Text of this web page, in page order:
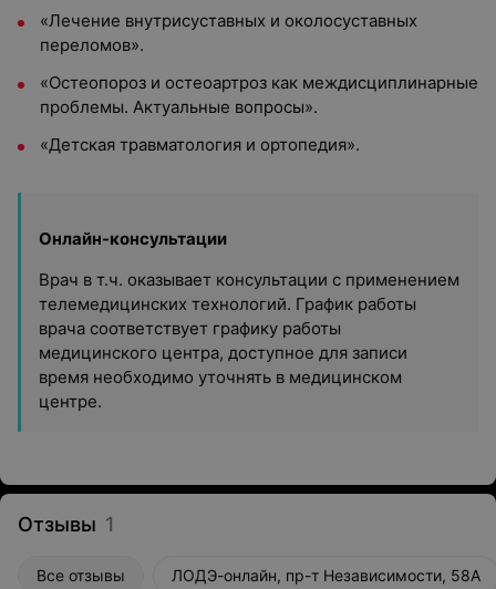
«Лечение внутрисуставных и околосуставных
переломов».
«Остеопороз и остеоартроз как междисциплинарные
проблемы. Актуальные вопросы».
«Детская травматология и ортопедия».
Онлайн-консультации
Врач в т.ч. оказывает консультации с применением
телемедицинских технологий. График работы
врача соответствует графику работы
медицинского центра, доступное для записи
время необходимо уточнять в медицинском
центре.
Отзывы 1
Все отзывы ЛОДЭ-онлайн, пр-т Независимости, 58А